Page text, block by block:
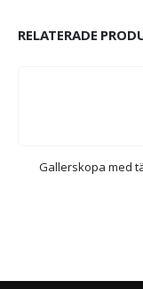
RELATERADE
Gallerskopa med